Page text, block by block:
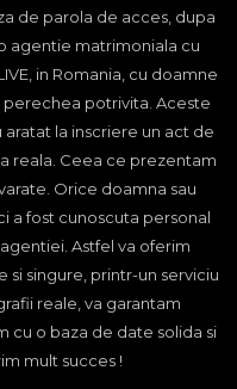
de parola de acces, dupa
agentie matrimoniala cu
in Romania, cu doamne
perechea potrivita. Aceste
la inscriere un act de
reala. Ceea ce prezentam
Orice doamna sau
a fost cunoscuta personal
Astfel va oferim
si singure, printr-un serviciu
reale, va garantam
cu o baza de date solida si
mult succes !